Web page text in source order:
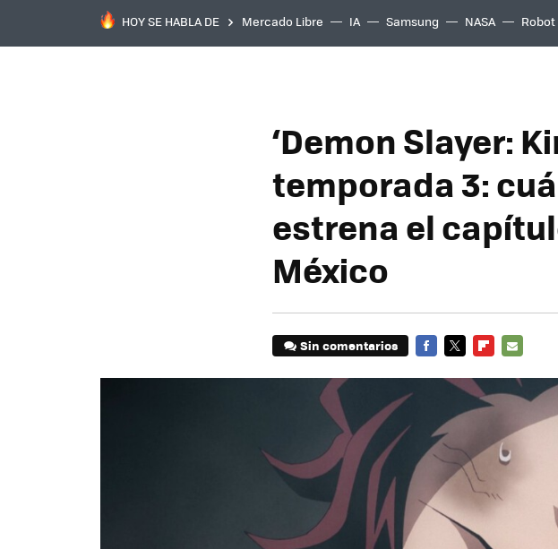
HOY SE HABLA DE Mercado Libre IA Samsung NASA Robot
‘Demon Slayer:
temporada 3:
estrena el
México
Sin comentarios
MAIL